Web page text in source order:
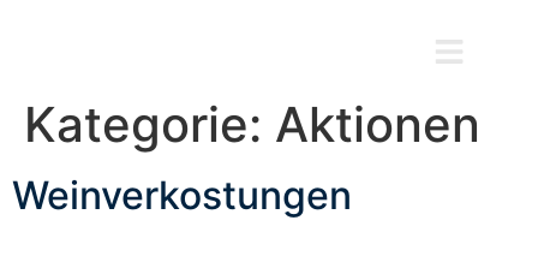
Kategorie: Aktionen
Weinverkostungen